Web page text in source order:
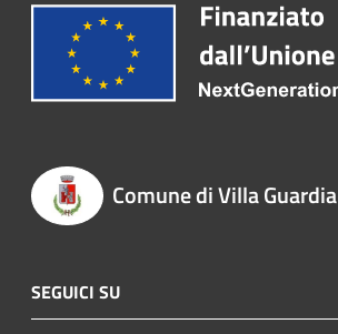
Comune di Villa Guardia
SEGUICI SU